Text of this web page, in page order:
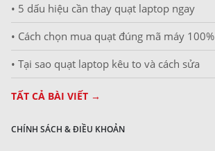
• 5 dấu hiệu cần thay quạt laptop ngay
• Cách chọn mua quạt đúng mã máy 100%
• Tại sao quạt laptop kêu to và cách sửa
TẤT CẢ BÀI VIẾT →
CHÍNH SÁCH & ĐIỀU KHOẢN